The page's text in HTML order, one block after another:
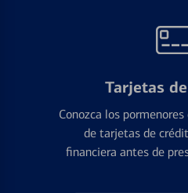
Tarjetas
Conozca los
de tarjetas de
financiera antes de